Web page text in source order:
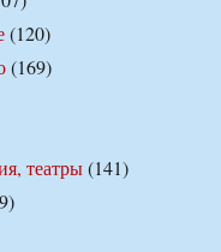
(120)
(169)
театры(141)